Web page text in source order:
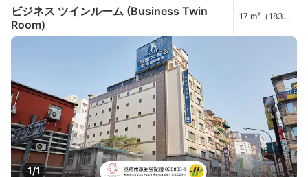
ビジネス ツインルーム (Business Twin
Room)
17 m²（183
1/1